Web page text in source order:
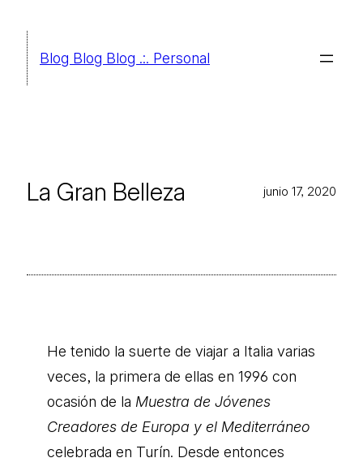
contenido
Blog Blog Blog .:. Personal
La Gran Belleza junio 17, 2020
He tenido la suerte de viajar a Italia varias
veces, la primera de ellas en 1996 con
ocasión de la Muestra de Jóvenes
Creadores de Europa y el Mediterráneo
celebrada en Turín. Desde entonces